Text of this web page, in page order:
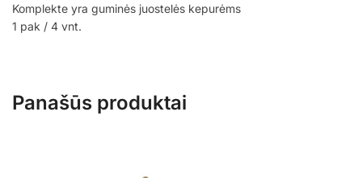
Komplekte yra guminės juostelės kepurėms
1 pak / 4 vnt.
Panašūs produktai